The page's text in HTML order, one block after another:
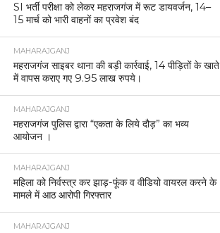
SI भर्ती परीक्षा को लेकर महराजगंज में रूट डायवर्जन, 14–
15 मार्च को भारी वाहनों का प्रवेश बंद
MAHARAJGANJ
महराजगंज साइबर थाना की बड़ी कार्रवाई, 14 पीड़ितों के खाते
में वापस कराए गए 9.95 लाख रुपये।
MAHARAJGANJ
महराजगंज पुलिस द्वारा “एकता के लिये दौड़” का भव्य
आयोजन ।
MAHARAJGANJ
महिला को निर्वस्त्र कर झाड़-फूंक व वीडियो वायरल करने के
मामले में आठ आरोपी गिरफ्तार
MAHARAJGANJ